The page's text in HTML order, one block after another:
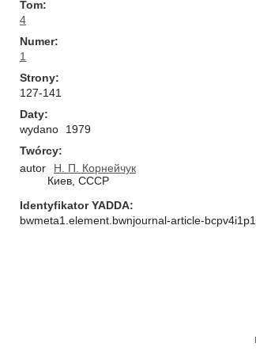
Tom
4
Numer
1
Strony
127-141
Daty
wydano
1979
Twórcy
autor
Н. П. Корнейчук
Киев, СССР
Identyfikator YADDA
bwmeta1.element.bwnjournal-article-